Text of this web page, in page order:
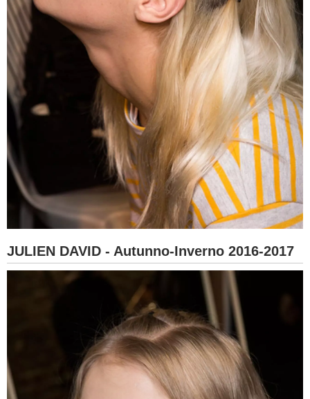
JULIEN DAVID - Autunno-Inverno 2016-2017